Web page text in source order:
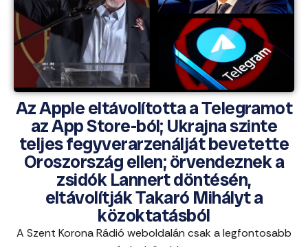
Az Apple eltávolította a Telegramot
az App Store-ból; Ukrajna szinte
teljes fegyverarzenálját bevetette
Oroszország ellen; örvendeznek a
zsidók Lannert döntésén,
eltávolítják Takaró Mihályt a
közoktatásból
A Szent Korona Rádió weboldalán csak a legfontosabb